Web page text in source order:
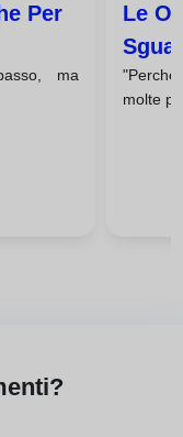
Per
ma
Le
"Perché
molte